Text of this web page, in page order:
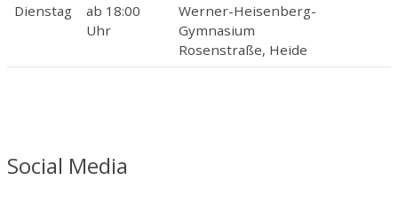
Dienstag
ab 18:00
Uhr
Werner-Heisenberg-
Gymnasium
Rosenstraße, Heide
Social Media